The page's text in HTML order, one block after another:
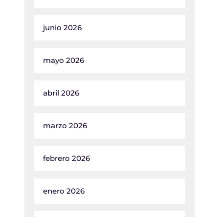
junio 2026
mayo 2026
abril 2026
marzo 2026
febrero 2026
enero 2026